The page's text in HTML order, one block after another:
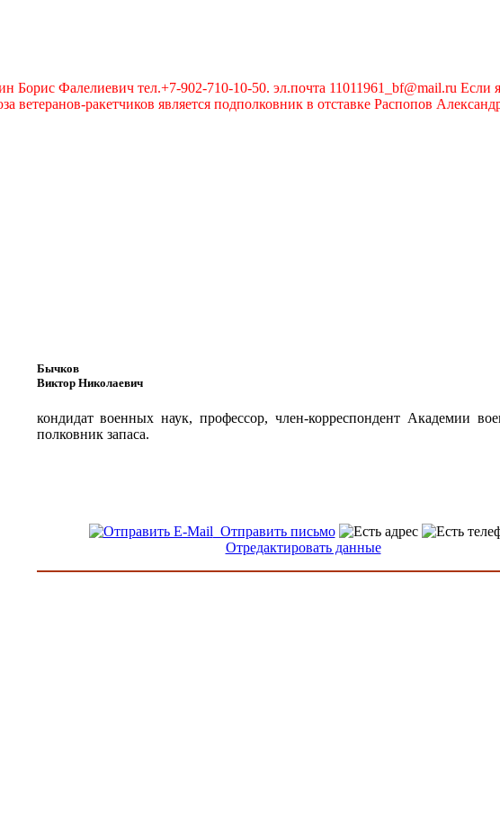
Борис Фалелиевич тел.+7-902-710-10-50. эл.почта 11011961_bf@mail.ru
ракетчиков является подполковник в отставке Распопов
Бычков
Виктор Николаевич
кондидат военных наук, профессор, член-корреспондент Академии
полковник запаса.
Отправить письмо
Отредактировать данные